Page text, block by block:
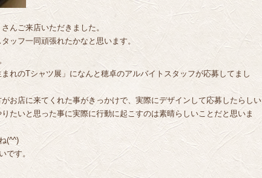
んご来店いただきました。
ッフ一同頑張れたかなと思います。
れのTシャツ展」になんと穂卓のアルバイトスタッフが応募してまし
お店に来てくれた事がきっかけで、実際にデザインして応募したらしい
たいと思った事に実際に行動に起こすのは素晴らしいことだと思いま
(^^)
です。